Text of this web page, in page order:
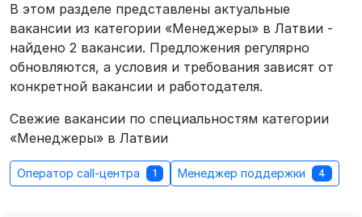
В этом разделе представлены актуальные
вакансии из категории «Менеджеры» в Латвии -
найдено 2 вакансии. Предложения регулярно
обновляются, а условия и требования зависят от
конкретной вакансии и работодателя.
Свежие вакансии по специальностям категории
«Менеджеры» в Латвии
Оператор call-центра 1 Менеджер поддержки 4